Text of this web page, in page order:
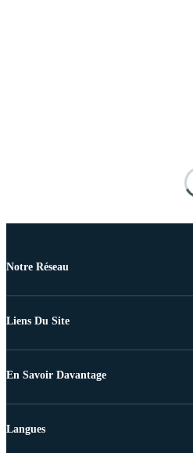
Notre Réseau
Liens Du Site
En Savoir Davantage
Langues